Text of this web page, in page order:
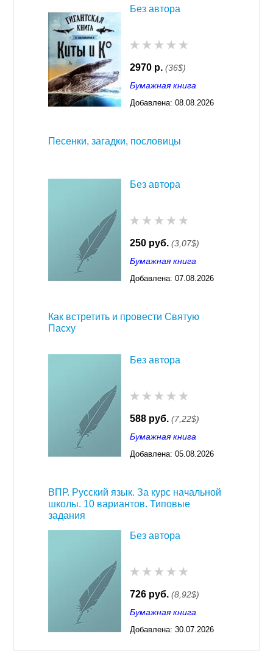
Без автора
2970 р. (36$)
Бумажная книга
Добавлена: 08.08.2026
Песенки, загадки, пословицы
Без автора
250 руб. (3,07$)
Бумажная книга
Добавлена: 07.08.2026
Как встретить и провести Святую
Пасху
Без автора
588 руб. (7,22$)
Бумажная книга
Добавлена: 05.08.2026
ВПР. Русский язык. За курс начальной
школы. 10 вариантов. Типовые
задания
Без автора
726 руб. (8,92$)
Бумажная книга
Добавлена: 30.07.2026